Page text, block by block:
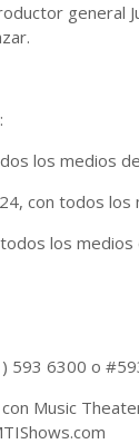
general
los medios
con todos los
los medios
593 6300 o
Music